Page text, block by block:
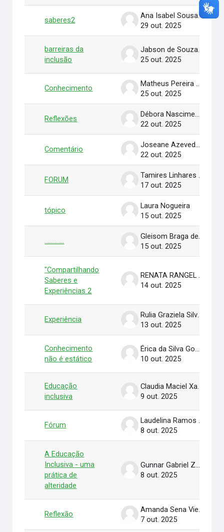
saberes2
Ana Isabel Sousa Pampolha Neves
29 out. 2025
barreiras da
inclusão
Jabson de Souza Sena
25 out. 2025
Conhecimento
Matheus Pereira Odisio
25 out. 2025
Reflexões
Débora Nascimento Figueiredo
22 out. 2025
Comentário
Joseane Azevedo Santos
22 out. 2025
FORUM
Tamires Linhares da Silva
17 out. 2025
tópico
Laura Nogueira
15 out. 2025
.............
Gleisom Braga de Oliveira
15 out. 2025
"Compartilhando
Saberes e
Experiências 2
RENATA RANGEL DE FARIA
14 out. 2025
Experiência
Rulia Graziela Silva das Neves
13 out. 2025
Conhecimento
não é estático
Érica da Silva Gomes Jucá
10 out. 2025
Educação
inclusiva
Claudia Maciel Xavier Nogueira
9 out. 2025
Fórum
Laudelina Ramos Alves
8 out. 2025
A Educação
Inclusiva - uma
prática de
alteridade
Gunnar Gabriel Zabala Melgar
8 out. 2025
Reflexão
Amanda Sena Vieira Ribeiro
7 out. 2025